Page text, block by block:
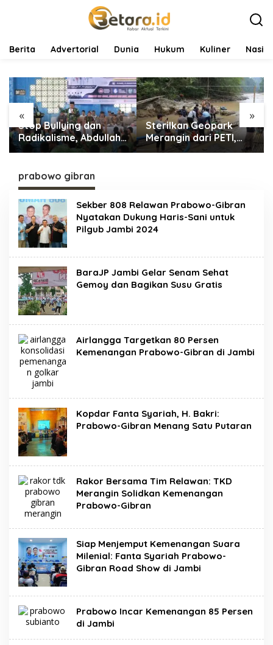
Berita Advertorial Dunia Hukum Kuliner
« »
Stop Bullying dan
Radikalisme, Abdullah
Sani Dorong Siswa
Bangsa
Sterilkan Geopark
Merangin dari PETI,
Tim Gabungan
prabowo gibran
Sekber 808 Relawan Prabowo-Gibran
Nyatakan Dukung Haris-Sani untuk
Pilgub Jambi 2024
BaraJP Jambi Gelar Senam Sehat
Gemoy dan Bagikan Susu Gratis
Airlangga Targetkan 80 Persen
Kemenangan Prabowo-Gibran di Jambi
Kopdar Fanta Syariah, H. Bakri:
Prabowo-Gibran Menang Satu Putaran
Rakor Bersama Tim Relawan: TKD
Merangin Solidkan Kemenangan
Prabowo-Gibran
Siap Menjemput Kemenangan Suara
Milenial: Fanta Syariah Prabowo-
Gibran Road Show di Jambi
Prabowo Incar Kemenangan 85 Persen
di Jambi